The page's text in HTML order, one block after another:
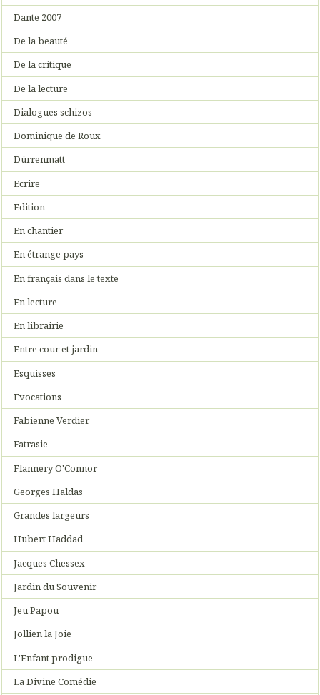
Dante 2007
De la beauté
De la critique
De la lecture
Dialogues schizos
Dominique de Roux
Dürrenmatt
Ecrire
Edition
En chantier
En étrange pays
En français dans le texte
En lecture
En librairie
Entre cour et jardin
Esquisses
Evocations
Fabienne Verdier
Fatrasie
Flannery O'Connor
Georges Haldas
Grandes largeurs
Hubert Haddad
Jacques Chessex
Jardin du Souvenir
Jeu Papou
Jollien la Joie
L'Enfant prodigue
La Divine Comédie